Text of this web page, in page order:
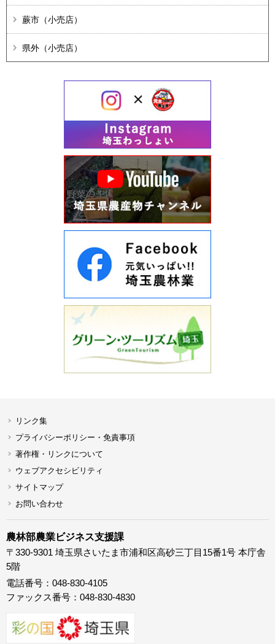
蕨市（小売店）
県外（小売店）
リンク集
プライバシーポリシー・免責事項
著作権・リンクについて
ウェブアクセシビリティ
サイトマップ
お問い合わせ
農林部農業ビジネス支援課
〒330-9301 埼玉県さいたま市浦和区高砂三丁目15番1号 本庁舎
5階
電話番号：048-830-4105
ファックス番号：048-830-4830